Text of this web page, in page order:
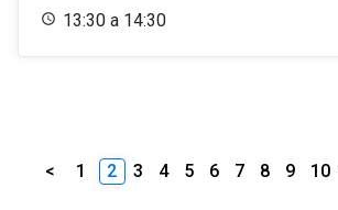
13:30 a 14:30
< 1 2 3 4 5 6 7 8 9 10